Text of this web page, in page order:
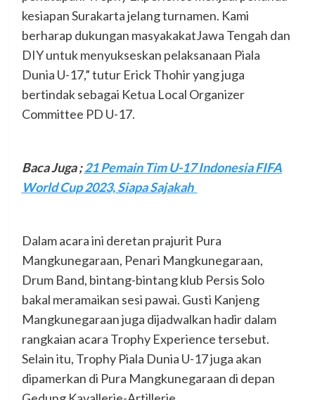
kesiapan Surakarta jelang turnamen. Kami
berharap dukungan masyakakatJawa Tengah dan
DIY untuk menyukseskan pelaksanaan Piala
Dunia U-17,” tutur Erick Thohir yang juga
bertindak sebagai Ketua Local Organizer
Committee PD U-17.
Baca Juga ;21 Pemain Tim U-17 Indonesia FIFA
World Cup 2023, Siapa Sajakah
Dalam acara ini deretan prajurit Pura
Mangkunegaraan, Penari Mangkunegaraan,
Drum Band, bintang-bintang klub Persis Solo
bakal meramaikan sesi pawai. Gusti Kanjeng
Mangkunegaraan juga dijadwalkan hadir dalam
rangkaian acara Trophy Experience tersebut.
Selain itu, Trophy Piala Dunia U-17 juga akan
dipamerkan di Pura Mangkunegaraan di depan